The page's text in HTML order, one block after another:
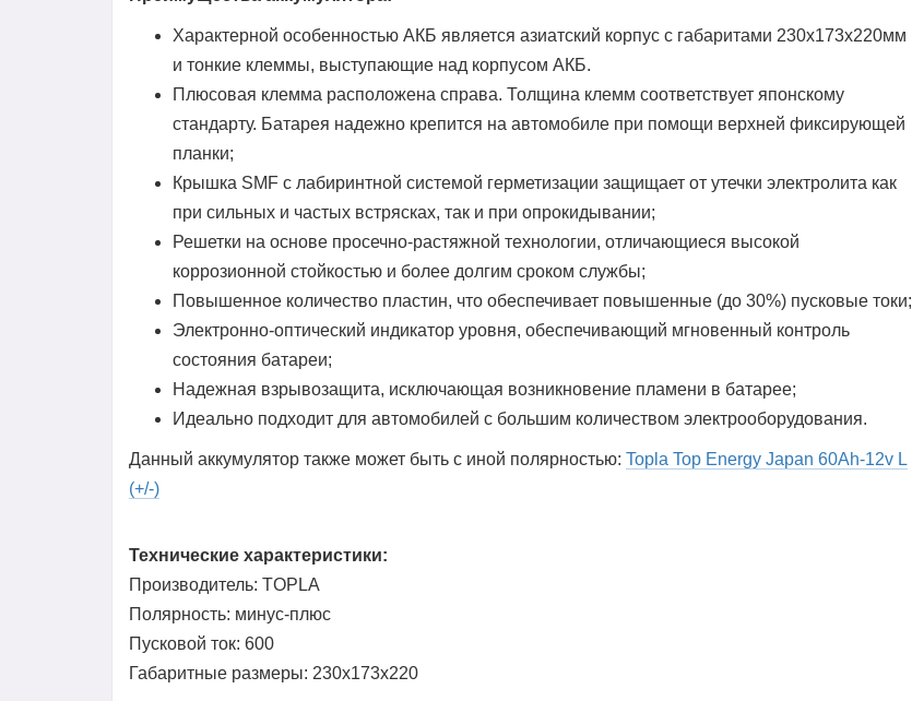
Характерной особенностью АКБ является азиатский корпус с габаритами 230x173x220мм
и тонкие клеммы, выступающие над корпусом АКБ.
Плюсовая клемма расположена справа. Толщина клемм соответствует японскому
стандарту. Батарея надежно крепится на автомобиле при помощи верхней фиксирующей
планки;
Крышка SMF с лабиринтной системой герметизации защищает от утечки электролита как
при сильных и частых встрясках, так и при опрокидывании;
Решетки на основе просечно-растяжной технологии, отличающиеся высокой
коррозионной стойкостью и более долгим сроком службы;
Повышенное количество пластин, что обеспечивает повышенные (до 30%) пусковые токи;
Электронно-оптический индикатор уровня, обеспечивающий мгновенный контроль
состояния батареи;
Надежная взрывозащита, исключающая возникновение пламени в батарее;
Идеально подходит для автомобилей с большим количеством электрооборудования.
Данный аккумулятор также может быть с иной полярностью: Topla Top Energy Japan 60Ah-12v L
(+/-)
Технические характеристики:
Производитель: TOPLA
Полярность: минус-плюс
Пусковой ток: 600
Габаритные размеры: 230x173x220